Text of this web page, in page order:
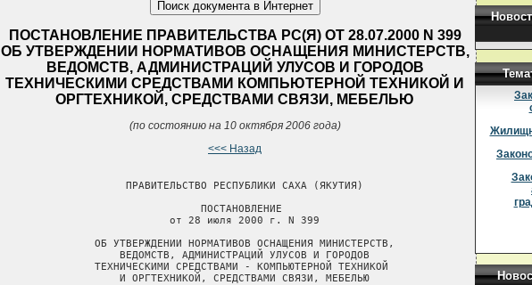
ПОСТАНОВЛЕНИЕ ПРАВИТЕЛЬСТВА РС(Я) ОТ 28.07.2000 N 399
ОБ УТВЕРЖДЕНИИ НОРМАТИВОВ ОСНАЩЕНИЯ МИНИСТЕРСТВ,
ВЕДОМСТВ, АДМИНИСТРАЦИЙ УЛУСОВ И ГОРОДОВ
ТЕХНИЧЕСКИМИ СРЕДСТВАМИ КОМПЬЮТЕРНОЙ ТЕХНИКОЙ И
ОРГТЕХНИКОЙ, СРЕДСТВАМИ СВЯЗИ, МЕБЕЛЬЮ
(по состоянию на 10 октября 2006 года)
<<< Назад
                 ПРАВИТЕЛЬСТВО РЕСПУБЛИКИ САХА (ЯКУТИЯ)
                             ПОСТАНОВЛЕНИЕ
                        от 28 июля 2000 г. N 399
            ОБ УТВЕРЖДЕНИИ НОРМАТИВОВ ОСНАЩЕНИЯ МИНИСТЕРСТВ,
                ВЕДОМСТВ, АДМИНИСТРАЦИЙ УЛУСОВ И ГОРОДОВ
            ТЕХНИЧЕСКИМИ СРЕДСТВАМИ - КОМПЬЮТЕРНОЙ ТЕХНИКОЙ
                И ОРГТЕХНИКОЙ, СРЕДСТВАМИ СВЯЗИ, МЕБЕЛЬЮ